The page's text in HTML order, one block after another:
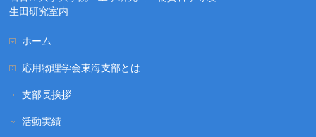
生田研究室内
ホーム
応用物理学会東海支部とは
支部長挨拶
活動実績